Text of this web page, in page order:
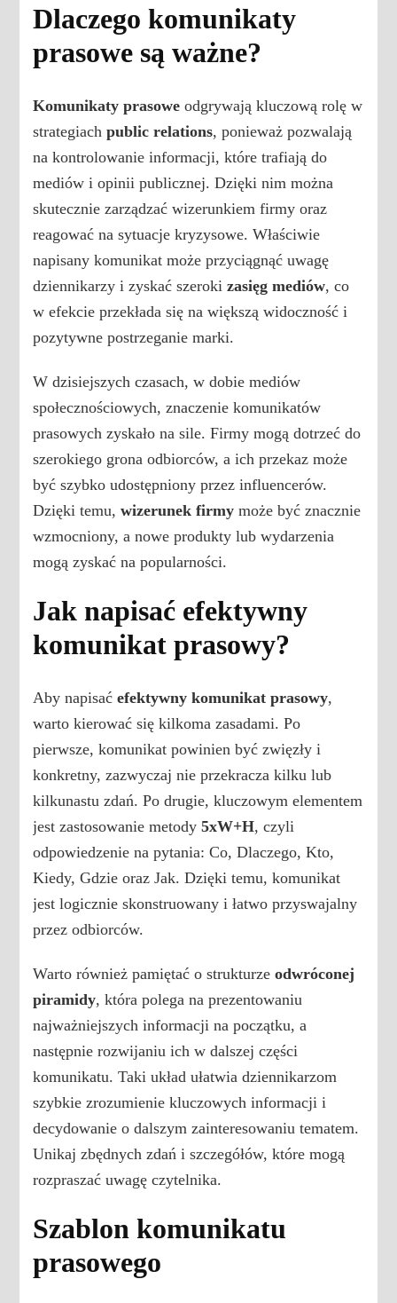
Dlaczego komunikaty
prasowe są ważne?
Komunikaty prasowe odgrywają kluczową rolę w
strategiachpublic relations, ponieważ pozwalają
na kontrolowanie informacji, które trafiają do
mediów i opinii publicznej. Dzięki nim można
skutecznie zarządzać wizerunkiem firmy oraz
reagować na sytuacje kryzysowe. Właściwie
napisany komunikat może przyciągnąć uwagę
dziennikarzy i zyskać szerokizasięg mediów, co
w efekcie przekłada się na większą widoczność i
pozytywne postrzeganie marki.
W dzisiejszych czasach, w dobie mediów
społecznościowych, znaczenie komunikatów
prasowych zyskało na sile. Firmy mogą dotrzeć do
szerokiego grona odbiorców, a ich przekaz może
być szybko udostępniony przez influencerów.
Dzięki temu,wizerunek firmy może być znacznie
wzmocniony, a nowe produkty lub wydarzenia
mogą zyskać na popularności.
Jak napisać efektywny
komunikat prasowy?
Aby napisaćefektywny komunikat prasowy,
warto kierować się kilkoma zasadami. Po
pierwsze, komunikat powinien być zwięzły i
konkretny, zazwyczaj nie przekracza kilku lub
kilkunastu zdań. Po drugie, kluczowym elementem
jest zastosowanie metody5xW+H, czyli
odpowiedzenie na pytania: Co, Dlaczego, Kto,
Kiedy, Gdzie oraz Jak. Dzięki temu, komunikat
jest logicznie skonstruowany i łatwo przyswajalny
przez odbiorców.
Warto również pamiętać o strukturzeodwróconej
piramidy, która polega na prezentowaniu
najważniejszych informacji na początku, a
następnie rozwijaniu ich w dalszej części
komunikatu. Taki układ ułatwia dziennikarzom
szybkie zrozumienie kluczowych informacji i
decydowanie o dalszym zainteresowaniu tematem.
Unikaj zbędnych zdań i szczegółów, które mogą
rozpraszać uwagę czytelnika.
Szablon komunikatu
prasowego